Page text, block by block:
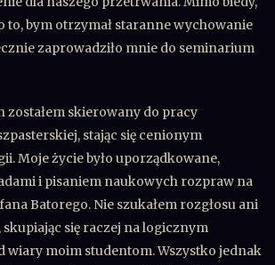
to, bym otrzymał staranne wychowanie
zaprowadziło mnie do seminarium
zostałem skierowany do pracy
stając się cenionym
Moje życie było uporządkowane,
i pisaniem naukowych rozpraw na
Batorego. Nie szukałem rozgłosu ani
się raczej na logicznym
wiary moim studentom. Wszystko jednak